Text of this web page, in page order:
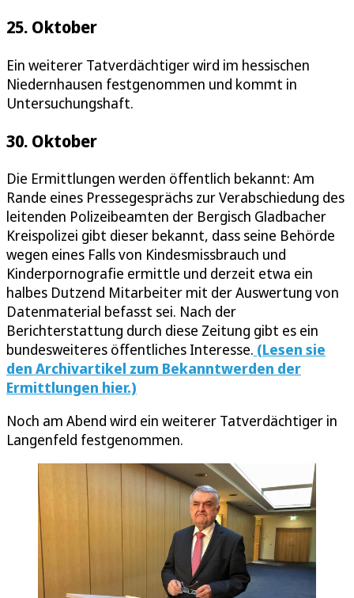
25. Oktober
Ein weiterer Tatverdächtiger wird im hessischen
Niedernhausen festgenommen und kommt in
Untersuchungshaft.
30. Oktober
Die Ermittlungen werden öffentlich bekannt: Am
Rande eines Pressegesprächs zur Verabschiedung des
leitenden Polizeibeamten der Bergisch Gladbacher
Kreispolizei gibt dieser bekannt, dass seine Behörde
wegen eines Falls von Kindesmissbrauch und
Kinderpornografie ermittle und derzeit etwa ein
halbes Dutzend Mitarbeiter mit der Auswertung von
Datenmaterial befasst sei. Nach der
Berichterstattung durch diese Zeitung gibt es ein
bundesweiteres öffentliches Interesse. (Lesen sie
den Archivartikel zum Bekanntwerden der
Ermittlungen hier.)
Noch am Abend wird ein weiterer Tatverdächtiger in
Langenfeld festgenommen.